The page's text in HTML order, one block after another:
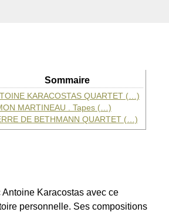
Sommaire
KARACOSTAS QUARTET (…)
MARTINEAU . Tapes (…)
DE BETHMANN QUARTET (…)
Karacostas avec ce
personnelle. Ses compositions